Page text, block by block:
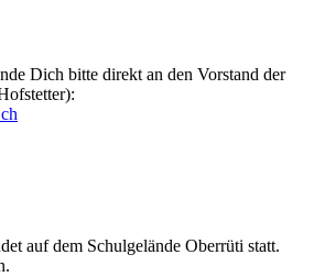
Dich bitte direkt an den Vorstand der
auf dem Schulgelände Oberrüti statt.